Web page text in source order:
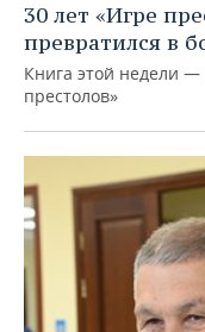
30 лет «Игре
превратился в
Книга этой недели
престолов»